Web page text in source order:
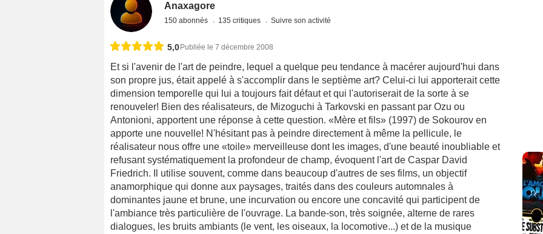
Anaxagore
150 abonnés 135 critiques Suivre son activité
5,0 Publiée le 7 décembre 2008
Et si l'avenir de l'art de peindre, lequel a quelque peu tendance à macérer aujourd'hui dans
son propre jus, était appelé à s'accomplir dans le septième art? Celui-ci lui apporterait cette
dimension temporelle qui lui a toujours fait défaut et qui l'autoriserait de la sorte à se
renouveler! Bien des réalisateurs, de Mizoguchi à Tarkovski en passant par Ozu ou
Antonioni, apportent une réponse à cette question. «Mère et fils» (1997) de Sokourov en
apporte une nouvelle! N'hésitant pas à peindre directement à même la pellicule, le
réalisateur nous offre une «toile» merveilleuse dont les images, d'une beauté inoubliable et
refusant systématiquement la profondeur de champ, évoquent l'art de Caspar David
Friedrich. Il utilise souvent, comme dans beaucoup d'autres de ses films, un objectif
anamorphique qui donne aux paysages, traités dans des couleurs automnales à
dominantes jaune et brune, une incurvation ou encore une concavité qui participent de
l'ambiance très particulière de l'ouvrage. La bande-son, très soignée, alterne de rares
dialogues, les bruits ambiants (le vent, les oiseaux, la locomotive...) et de la musique